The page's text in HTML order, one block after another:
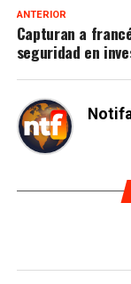
ANTERIOR
Capturan a
seguridad en